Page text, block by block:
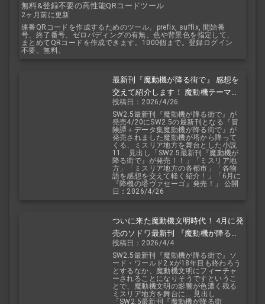
無料&登録不要の高性能QRコードツール
2ヶ月前に更新
連番QRコードを作成するためのツール。prefix, suffix, 開始番
号、終了番号、ゼロパディングの有無、色や背景色を指定して、
まとめてQRコードを作成できます。1000個まで。登録ログイン
不要。無料。
最新刊『魔動機が降る街で』 感想を
交えて紹介します！ 魔動機テーマの
小説！ おもしろいデータも多数！
投稿日：2026/4/26
SW2.5最新刊『魔動機が降る街で』が
発売4/20にSW2.5の最新刊となる『冒
険譚＋データ集魔動機が降る街で』が
発売されました魔動機が塔から降って
くる、ミスリア地方を舞台とした小説
11... 見出し「SW2.5最新刊『魔動機が
降る街で』が発売！！」「ミスリア地
方」「ミスリア地方の各都市」「各物
語を感想を交えて軽く紹介！」「6月に
『降機の塔ヴァセーゴ』発売！」 公開
日：2026/4/26
ついに来た魔動機文明時代！ 4月に発
売のソドワ最新刊 『魔動機が降る街
で』 紹介・予想・考察！
投稿日：2026/4/4
SW2.5最新刊『魔動機が降る街で』ソ
ード・ワールド2.xが18年目も終わろう
とするなか、魔動機文明にフィーチャ
ーされることになりそうですというこ
とで、魔動機文明の影響が色濃く残る
ミスリア地方を舞台に... 見出し
「SW2.5最新刊『魔動機が降る街